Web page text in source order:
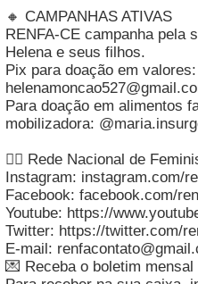
🔸 CAMPANHAS ATIVAS
RENFA-CE campanha pela
Helena e seus filhos.
Pix para doação em valores:
Para doação em alimentos
mobilizadora:
✊🏿 Rede Nacional de
Instagram: instagram.com/
Facebook: facebook.com/
Youtube: https://
Twitter: https://twitter.com/
E-mail:
💌 Receba o boletim mensal